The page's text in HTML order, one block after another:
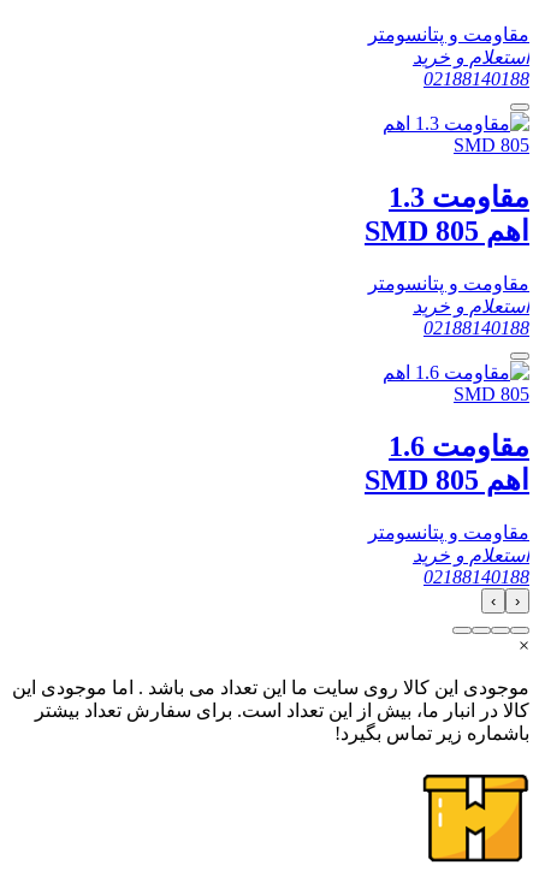
مقاومت و پتانسومتر
استعلام و خرید
02188140188
مقاومت 1.3
اهم SMD 805
مقاومت و پتانسومتر
استعلام و خرید
02188140188
مقاومت 1.6
اهم SMD 805
مقاومت و پتانسومتر
استعلام و خرید
02188140188
‹
›
×
موجودی این کالا روی سایت ما این تعداد می باشد . اما موجودی این
کالا در انبار ما، بیش از این تعداد است. برای سفارش تعداد بیشتر
باشماره زیر تماس بگیرد!